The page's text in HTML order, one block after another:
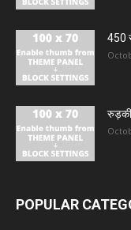
450
रुड़की
POPULAR